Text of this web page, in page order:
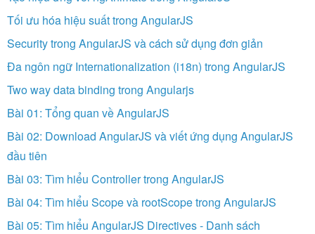
Tối ưu hóa hiệu suất trong AngularJS
Security trong AngularJS và cách sử dụng đơn giản
Đa ngôn ngữ Internationalization (i18n) trong AngularJS
Two way data binding trong Angularjs
Bài 01: Tổng quan về AngularJS
Bài 02: Download AngularJS và viết ứng dụng AngularJS
đầu tiên
Bài 03: Tìm hiểu Controller trong AngularJS
Bài 04: Tìm hiểu Scope và rootScope trong AngularJS
Bài 05: Tìm hiểu AngularJS Directives - Danh sách